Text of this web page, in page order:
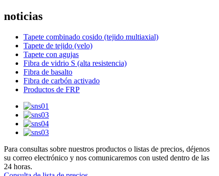
noticias
Tapete combinado cosido (tejido multiaxial)
Tapete de tejido (velo)
Tapete con agujas
Fibra de vidrio S (alta resistencia)
Fibra de basalto
Fibra de carbón activado
Productos de FRP
Para consultas sobre nuestros productos o listas de precios, déjenos
su correo electrónico y nos comunicaremos con usted dentro de las
24 horas.